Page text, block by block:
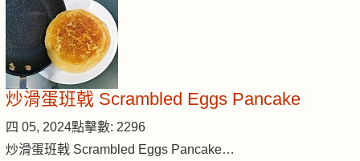
炒滑蛋班戟 Scrambled Eggs Pancake
四 05, 2024點擊數: 2296
炒滑蛋班戟 Scrambled Eggs Pancake…